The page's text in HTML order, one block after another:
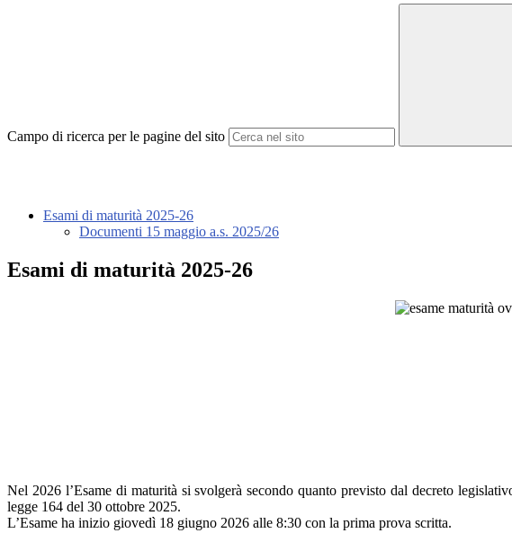
Campo di ricerca per le pagine del sito
Esami di maturità 2025-26
Documenti 15 maggio a.s. 2025/26
Esami di maturità 2025-26
Nel 2026 l’Esame di maturità si svolgerà secondo quanto previsto dal decreto
legge 164 del 30 ottobre 2025.
L’Esame ha inizio giovedì 18 giugno 2026 alle 8:30 con la prima prova scritta.